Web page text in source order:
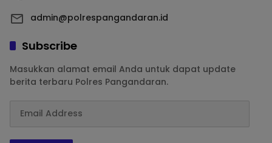
admin@polrespangandaran.id
Subscribe
Masukkan alamat email Anda untuk dapat update
berita terbaru Polres Pangandaran.